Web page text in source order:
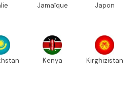
Jamaïque Japon
Kenya Kirghizistan